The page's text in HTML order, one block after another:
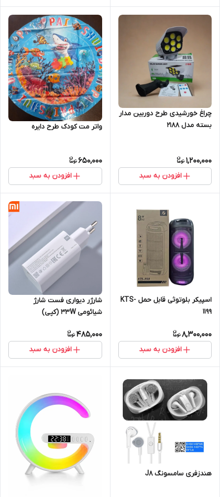
چراغ خورشیدی طرح دوربین مدار
بسته مدل 2188
1,200,000
افزودن به سبد
واتر مت کودک طرح دایره
650,000
افزودن به سبد
اسپیکر بلوتوثی قابل حمل KTS-
1199
8,300,000
افزودن به سبد
شارژر دیواری فست شارژ
شیائومی 33W (کپی)
485,000
افزودن به سبد
هندزفری سامسونگ J8